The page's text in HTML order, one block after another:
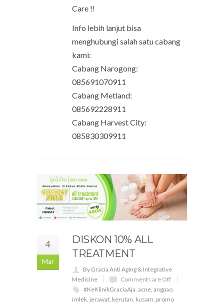
Care !!
Info lebih lanjut bisa
menghubungi salah satu cabang
kami:
Cabang Narogong:
085691070911
Cabang Metland:
085692228911
Cabang Harvest City:
085830309911
4
Mar
DISKON 10% ALL
TREATMENT
By Gracia Anti Aging & Integrative
Medicine
Comments are Off
#KeKlinikGraciaAja, acne, angpao,
imlek, jerawat, kerutan, kusam, promo